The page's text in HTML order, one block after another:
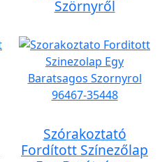
Szörnyről
Szórakoztató
Fordított Színezőlap